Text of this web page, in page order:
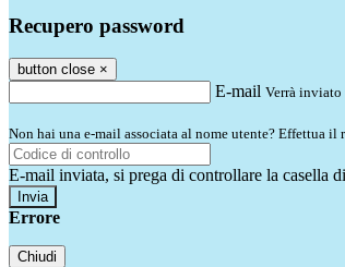
Recupero password
button close ×
E-mail Verrà
Non hai una e-mail associata al nome utente? Effettua il
E-mail inviata, si prega di controllare la casella
Errore
Chiudi